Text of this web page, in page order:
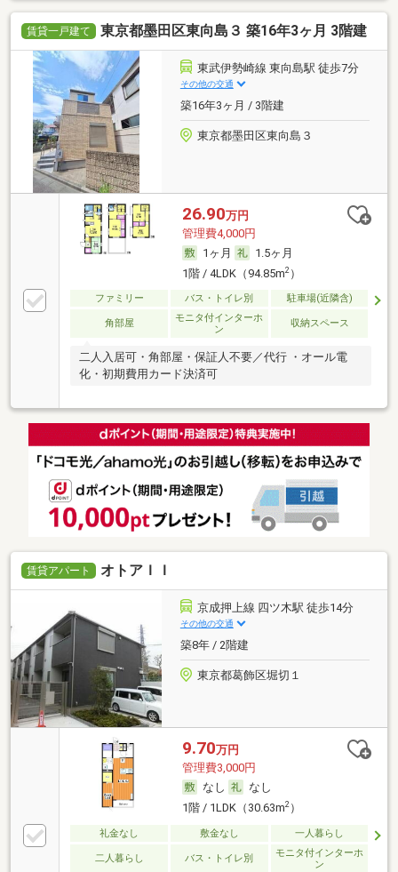
賃貸一戸建て 東京都墨田区東向島３ 築16年3ヶ月 3階建
東武伊勢崎線 東向島駅 徒歩7分
その他の交通
築16年3ヶ月 / 3階建
東京都墨田区東向島３
26.90万円
管理費4,000円
1ヶ月
1.5ヶ月
1階 / 4LDK（94.85m2）
ファミリー バス・トイレ別 駐車場(近隣含)
角部屋
モニタ付インターホ
ン
収納スペース
二人入居可・角部屋・保証人不要／代行 ・オール電
化・初期費用カード決済可
賃貸アパート オトアＩＩ
京成押上線 四ツ木駅 徒歩14分
その他の交通
築8年 / 2階建
東京都葛飾区堀切１
9.70万円
管理費3,000円
なし
なし
1階 / 1LDK（30.63m2）
礼金なし 敷金なし 一人暮らし
二人暮らし バス・トイレ別
モニタ付インターホ
ン